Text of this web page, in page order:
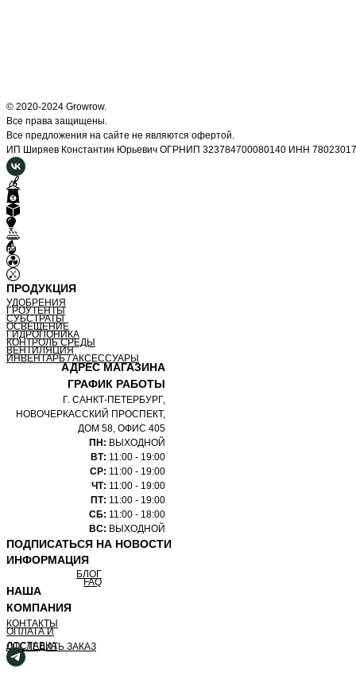
© 2020-2024 Growrow.
Все права защищены.
Все предложения на сайте не являются офертой.
ИП Ширяев Константин Юрьевич ОГРНИП 323784700080140 ИНН
ПРОДУКЦИЯ
УДОБРЕНИЯ
ГРОУТЕНТЫ
СУБСТРАТЫ
ОСВЕЩЕНИЕ
ГИДРОПОНИКА
КОНТРОЛЬ СРЕДЫ
ВЕНТИЛЯЦИЯ
ИНВЕНТАРЬ / АКСЕССУАРЫ
АДРЕС МАГАЗИНА
ГРАФИК РАБОТЫ
Г. САНКТ-ПЕТЕРБУРГ,
НОВОЧЕРКАССКИЙ ПРОСПЕКТ,
ДОМ 58, ОФИС 405
ПН: ВЫХОДНОЙ
ВТ: 11:00 - 19:00
СР: 11:00 - 19:00
ЧТ: 11:00 - 19:00
ПТ: 11:00 - 19:00
СБ: 11:00 - 18:00
ВС: ВЫХОДНОЙ
ПОДПИСАТЬСЯ НА НОВОСТИ
ИНФОРМАЦИЯ
БЛОГ
FAQ
НАША
КОМПАНИЯ
КОНТАКТЫ
ОПЛАТА И
ДОСТАВКА
ОТСЛЕДИТЬ ЗАКАЗ